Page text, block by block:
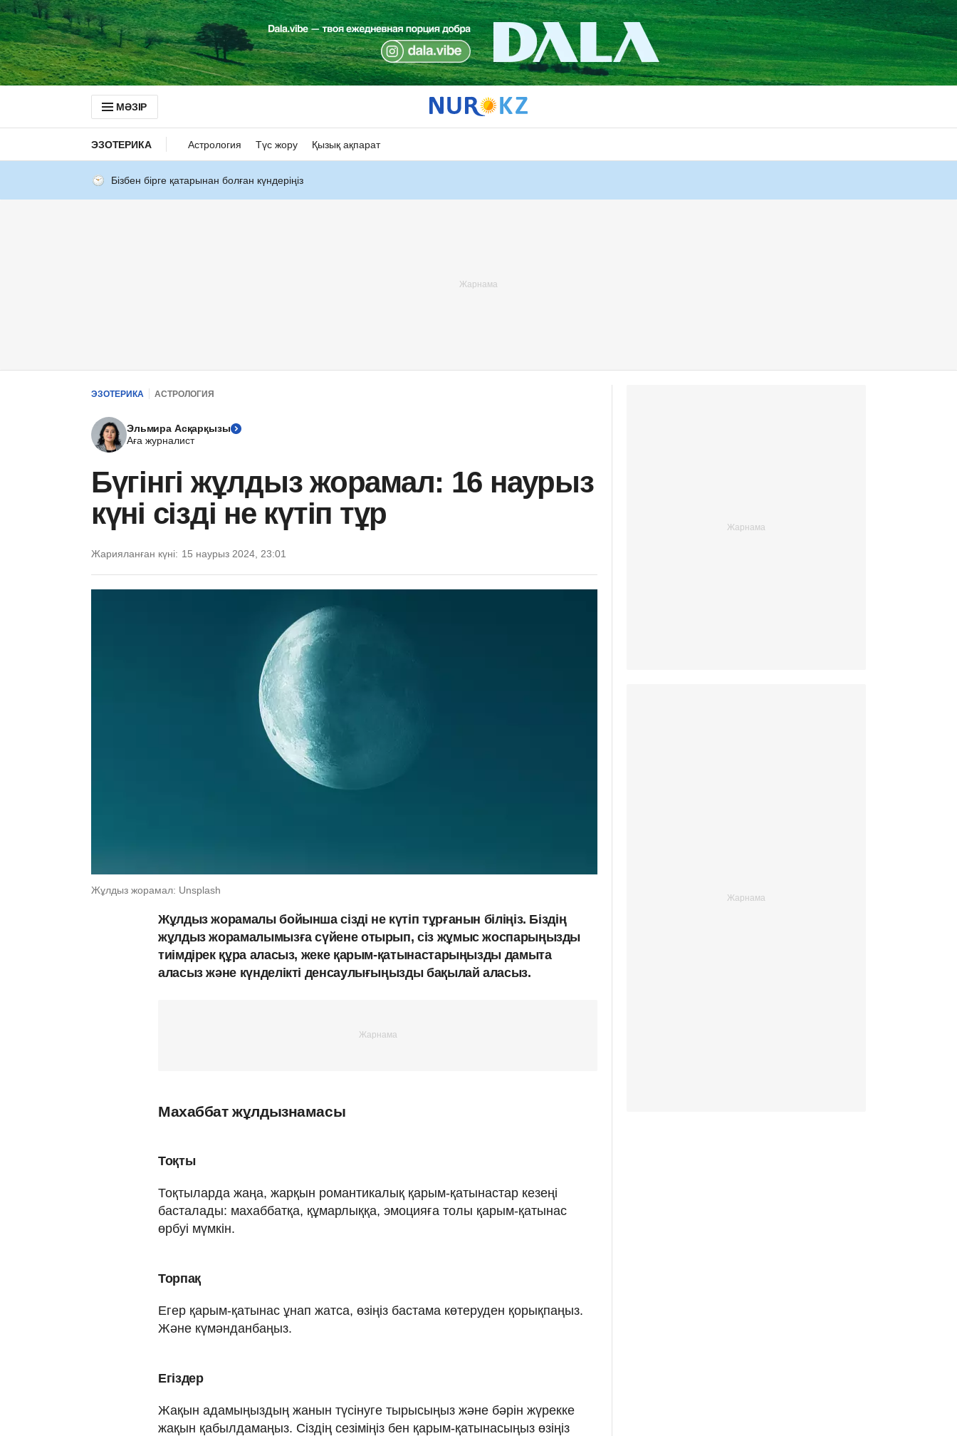
МӘЗІР
ЭЗОТЕРИКА Астрология Түс жору Қызық ақпарат
Бізбен бірге қатарынан болған күндеріңіз
ЭЗОТЕРИКА АСТРОЛОГИЯ
Эльмира Асқарқызы
Аға журналист
Бүгінгі жұлдыз жорамал: 16 наурыз
күні сізді не күтіп тұр
Жарияланған күні: 15 наурыз 2024, 23:01
Жұлдыз жорамал: Unsplash
Жұлдыз жорамалы бойынша сізді не күтіп тұрғанын біліңіз. Біздің
жұлдыз жорамалымызға сүйене отырып, сіз жұмыс жоспарыңызды
тиімдірек құра аласыз, жеке қарым-қатынастарыңызды дамыта
аласыз және күнделікті денсаулығыңызды бақылай аласыз.
Махаббат жұлдызнамасы
Тоқты
Тоқтыларда жаңа, жарқын романтикалық қарым-қатынастар кезеңі
басталады: махаббатқа, құмарлыққа, эмоцияға толы қарым-қатынас
өрбуі мүмкін.
Торпақ
Егер қарым-қатынас ұнап жатса, өзіңіз бастама көтеруден қорықпаңыз.
Және күмәнданбаңыз.
Егіздер
Жақын адамыңыздың жанын түсінуге тырысыңыз және бәрін жүрекке
жақын қабылдамаңыз. Сіздің сезіміңіз бен қарым-қатынасыңыз өзіңіз